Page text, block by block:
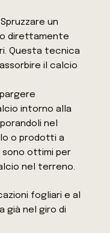
Spruzzare un
direttamente
Questa tecnica
il calcio
intorno alla
nel
o prodotti a
sono ottimi per
nel terreno.
fogliari e al
già nel giro di